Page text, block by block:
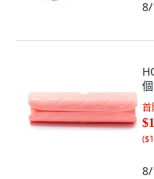
8/
個
首
(
8/